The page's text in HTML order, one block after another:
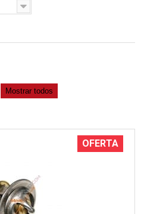
Mostrar todos
OFERTA